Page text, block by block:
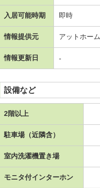
入居可能時期 即時
情報提供元 アットホー
情報更新日 -
設備など
2階以上
駐車場（近隣含）
室内洗濯機置き場
モニタ付インターホン